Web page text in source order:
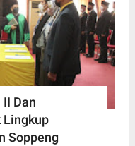
Dan
Lingkup
Soppeng